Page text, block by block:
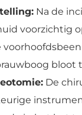
Na de
voorzichtig
bloot
De